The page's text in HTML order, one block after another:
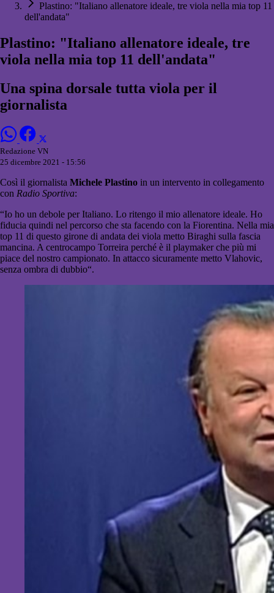
Plastino: "Italiano allenatore ideale, tre viola nella mia top 11
dell'andata"
Plastino: "Italiano allenatore ideale, tre
viola nella mia top 11 dell'andata"
Una spina dorsale tutta viola per il
giornalista
Redazione VN
25 dicembre 2021 - 15:56
Così il giornalista Michele Plastino in un intervento in collegamento
con Radio Sportiva:
“Io ho un debole per Italiano. Lo ritengo il mio allenatore ideale. Ho
fiducia quindi nel percorso che sta facendo con la Fiorentina. Nella mia
top 11 di questo girone di andata dei viola metto Biraghi sulla fascia
mancina. A centrocampo Torreira perché è il playmaker che più mi
piace del nostro campionato. In attacco sicuramente metto Vlahovic,
senza ombra di dubbio“.